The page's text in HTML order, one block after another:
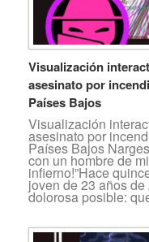
Visualización
asesinato por
Países Bajos
Visualización
asesinato por
Países Bajos
con un hombre de
infierno!”Hace
joven de 23 años
dolorosa posible: